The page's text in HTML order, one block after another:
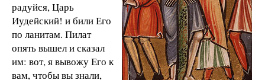
радуйся, Царь
Иудейский! и били Его
по ланитам. Пилат
опять вышел и сказал
им: вот, я вывожу Его к
вам, чтобы вы знали,